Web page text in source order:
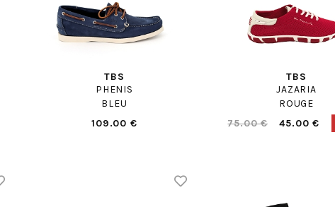
TBS
PHENIS
BLEU
109.00 €
TBS
JAZARIA
ROUGE
75.00 €
45.00 €